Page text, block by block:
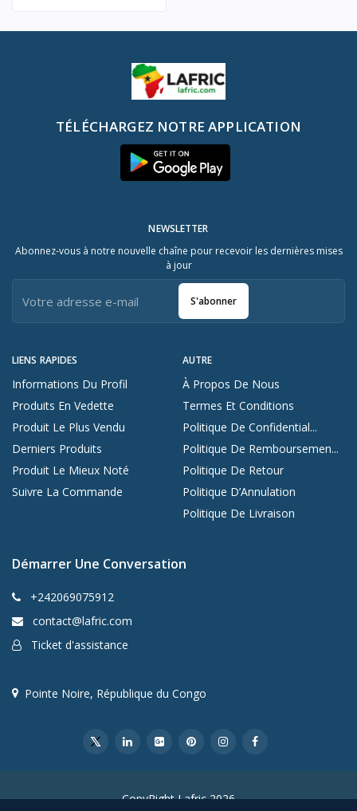
TÉLÉCHARGEZ NOTRE APPLICATION
LIENS RAPIDES
Informations Du Profil
Produits En Vedette
Produit Le Plus Vendu
Derniers Produits
Produit Le Mieux Noté
Suivre La Commande
AUTRE
À Propos De Nous
Termes Et Conditions
Politique De Confidential...
Politique De Remboursemen...
Politique De Retour
Politique D’Annulation
Politique De Livraison
NEWSLETTER
Abonnez-vous à notre nouvelle chaîne pour recevoir les dernières mises
à jour
S'abonner
Démarrer Une Conversation
+242069075912
contact@lafric.com
Ticket d'assistance
Pointe Noire, République du Congo
CopyRight Lafric 2026